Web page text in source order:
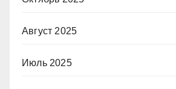
Август 2025
Июль 2025